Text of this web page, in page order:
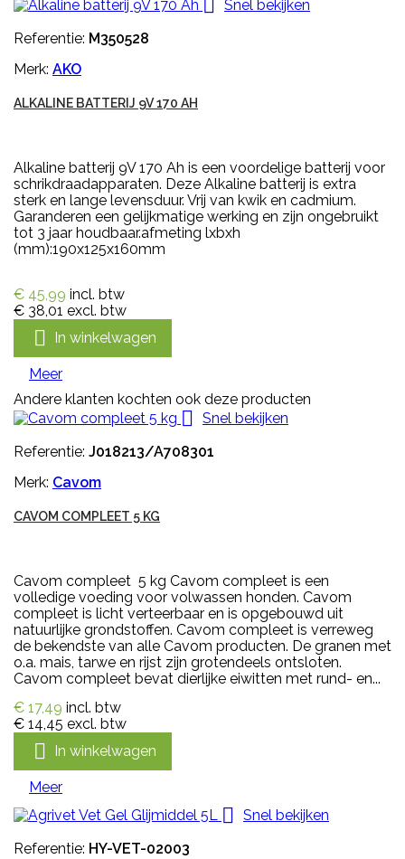

Snel bekijken
Referentie: M350528
Merk: AKO
ALKALINE BATTERIJ 9V 170 AH
Alkaline batterij 9V 170 Ah is een voordelige batterij voor
schrikdraadapparaten. Deze Alkaline batterij is extra
sterk en lange levensduur. Vrij van kwik en cadmium.
Garanderen een gelijkmatige werking en zijn ongebruikt
tot 3 jaar houdbaar.afmeting lxbxh
(mm):190x125x160mm
€ 45,99 incl. btw
€ 38,01 excl. btw
 In winkelwagen
Meer
Andere klanten kochten ook deze producten

Snel bekijken
Referentie: J018213/A708301
Merk: Cavom
CAVOM COMPLEET 5 KG
Cavom compleet 5 kg Cavom compleet is een
volledige voeding voor volwassen honden. Cavom
compleet is licht verteerbaar en is opgebouwd uit
natuurlijke grondstoffen. Cavom compleet is verreweg
de bekendste van alle Cavom producten. De granen met
o.a. mais, tarwe en rijst zijn grotendeels ontsloten.
Cavom compleet bevat dierlijke eiwitten met rund- en...
€ 17,49 incl. btw
€ 14,45 excl. btw
 In winkelwagen
Meer

Snel bekijken
Referentie: HY-VET-02003